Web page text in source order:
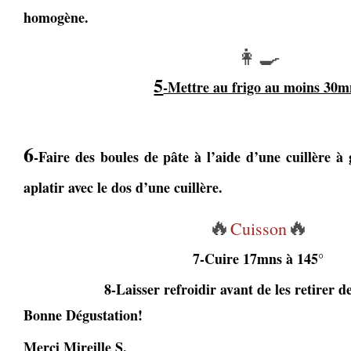
homogène.
👩‍🍳
5-Mettre au frigo au moins
6-Faire des boules de pâte à l’aide d’une cuillère
aplatir avec le dos d’une cuillère.
🔥Cuisson🔥
7-Cuire 17mns à 145°
8-Laisser refroidir avant de les retirer
Bonne Dégustation!